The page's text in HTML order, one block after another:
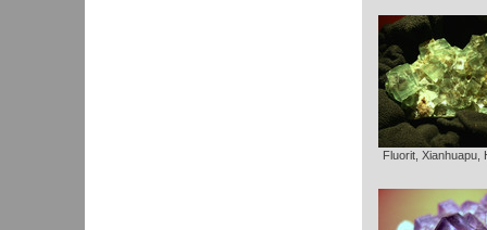
Fluorit, Xianhuapu,